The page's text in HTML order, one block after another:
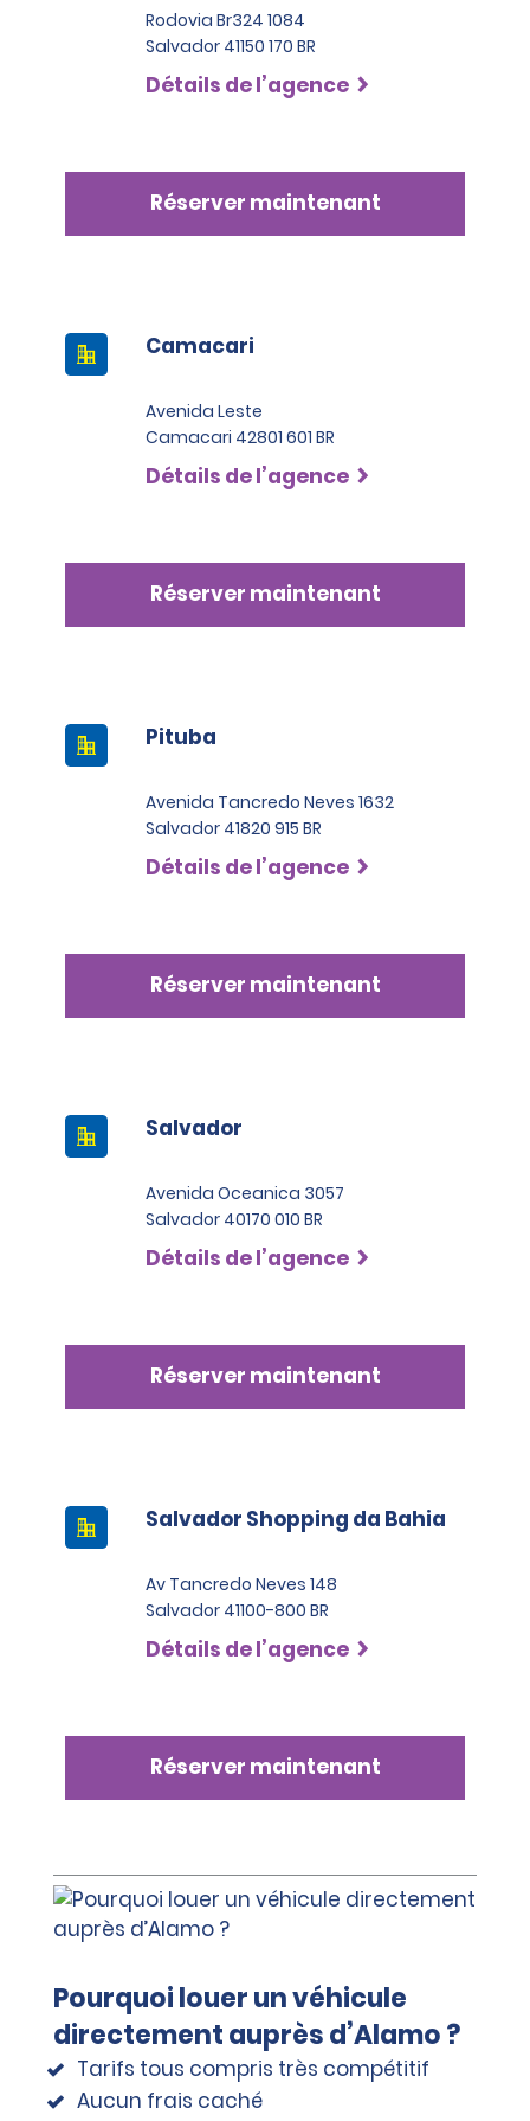
Rodovia Br324 1084
Salvador 41150 170 BR
Détails de l’agence
Réserver maintenant
Camacari
Avenida Leste
Camacari 42801 601 BR
Détails de l’agence
Réserver maintenant
Pituba
Avenida Tancredo Neves 1632
Salvador 41820 915 BR
Détails de l’agence
Réserver maintenant
Salvador
Avenida Oceanica 3057
Salvador 40170 010 BR
Détails de l’agence
Réserver maintenant
Salvador Shopping da Bahia
Av Tancredo Neves 148
Salvador 41100-800 BR
Détails de l’agence
Réserver maintenant
Pourquoi louer un véhicule
directement auprès d’Alamo ?
Tarifs tous compris très compétitif
Aucun frais caché